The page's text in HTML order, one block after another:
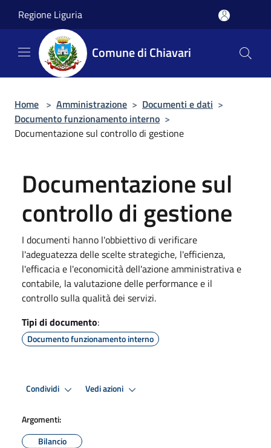
Regione Liguria
Comune di Chiavari
Home > Amministrazione > Documenti e dati >
Documento funzionamento interno >
Documentazione sul controllo di gestione
Documentazione sul
controllo di gestione
I documenti hanno l'obbiettivo di verificare
l'adeguatezza delle scelte strategiche, l'efficienza,
l'efficacia e l'economicità dell'azione amministrativa e
contabile, la valutazione delle performance e il
controllo sulla qualità dei servizi.
Tipi di documento:
Documento funzionamento interno
Condividi Vedi azioni
Argomenti:
Bilancio